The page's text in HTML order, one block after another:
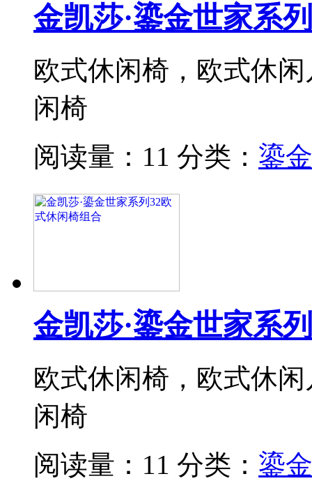
金凯莎·鎏金世家系
欧式休闲椅，欧式休
闲椅
阅读量：11 分类： 鎏
金凯莎·鎏金世家系
欧式休闲椅，欧式休
闲椅
阅读量：11 分类： 鎏